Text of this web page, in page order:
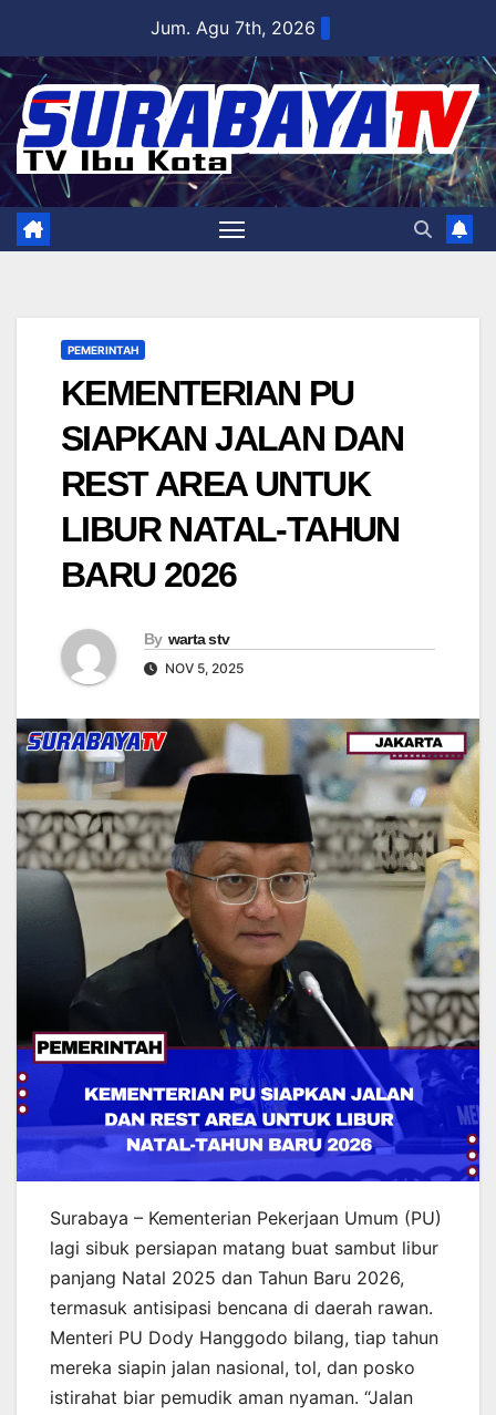
content
Jum. Agu 7th, 2026
PEMERINTAH
KEMENTERIAN PU
SIAPKAN JALAN DAN
REST AREA UNTUK
LIBUR NATAL-TAHUN
BARU 2026
By warta stv
NOV 5, 2025
Surabaya – Kementerian Pekerjaan Umum (PU)
lagi sibuk persiapan matang buat sambut libur
panjang Natal 2025 dan Tahun Baru 2026,
termasuk antisipasi bencana di daerah rawan.
Menteri PU Dody Hanggodo bilang, tiap tahun
mereka siapin jalan nasional, tol, dan posko
istirahat biar pemudik aman nyaman. “Jalan